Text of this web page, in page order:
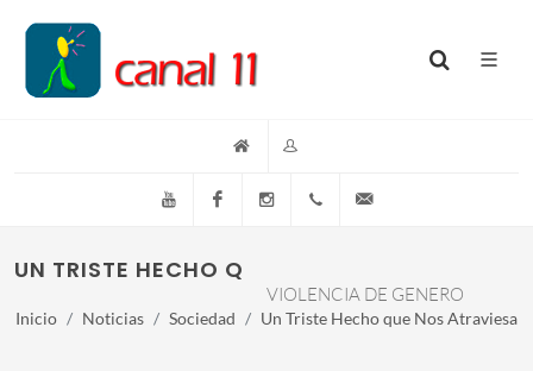
YouTube FacebookInstagram(+54)(9)3548-576073
UN TRISTE HECHO QUE NOS ATRAVIESA
VIOLENCIA DE GENERO
Inicio Noticias Sociedad Un Triste Hecho que Nos Atraviesa